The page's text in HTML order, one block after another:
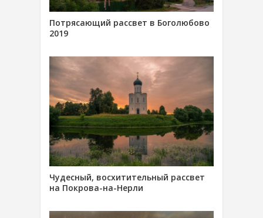
Потрясающий рассвет в Боголюбово
2019
Чудесный, восхитительный рассвет
на Покрова-на-Нерли